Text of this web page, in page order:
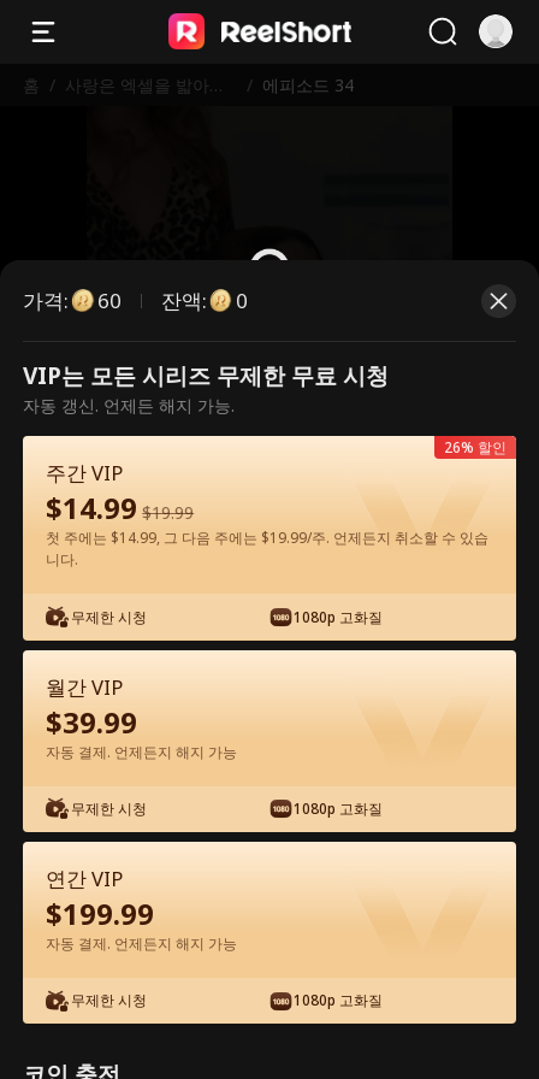
홈 / 사랑은 엑셀을 밟아버
/ 에피소드 34
유료 에피소드입니다. 시청하시려면
잠금을 해제해 주세요.
에피소드 34 - 사랑은 엑셀을 밟아버렸다
전체 영화
0-49 50-57 모든 에피소드
34
가격: 60 잔액: 0
VIP는 모든 시리즈 무제한 무료 시청
자동 갱신. 언제든 해지 가능.
주간 VIP
$14.99 $19.99
첫 주에는 $14.99, 그 다음 주에는 $19.99/주. 언제든지 취소할 수 있습
니다.
무제한 시청 1080p 고화질
26% 할인
월간 VIP
$39.99
자동 결제. 언제든지 해지 가능
무제한 시청 1080p 고화질
연간 VIP
$199.99
자동 결제. 언제든지 해지 가능
무제한 시청 1080p 고화질